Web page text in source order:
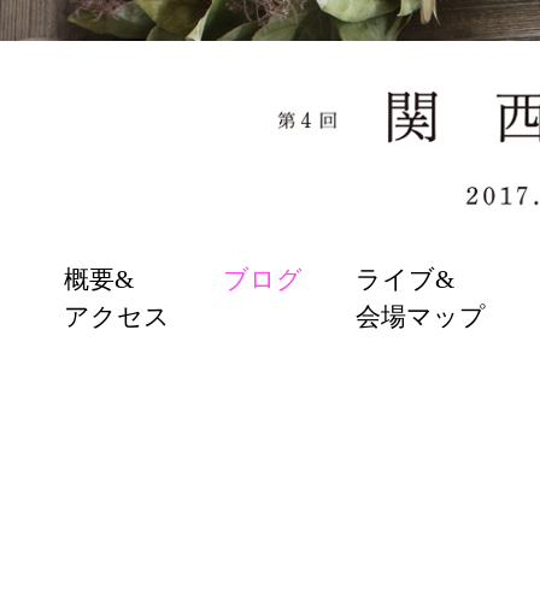
SKIP
TO
CONTENT
概要&
アクセス
ブログ
ライブ&
会場マップ